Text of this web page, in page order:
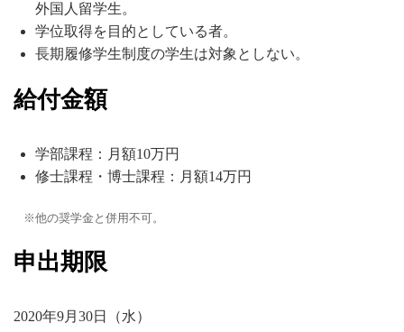
外国人留学生。
学位取得を目的としている者。
長期履修学生制度の学生は対象としない。
給付金額
学部課程：月額10万円
修士課程・博士課程：月額14万円
他の奨学金と併用不可。
申出期限
2020年9月30日（水）